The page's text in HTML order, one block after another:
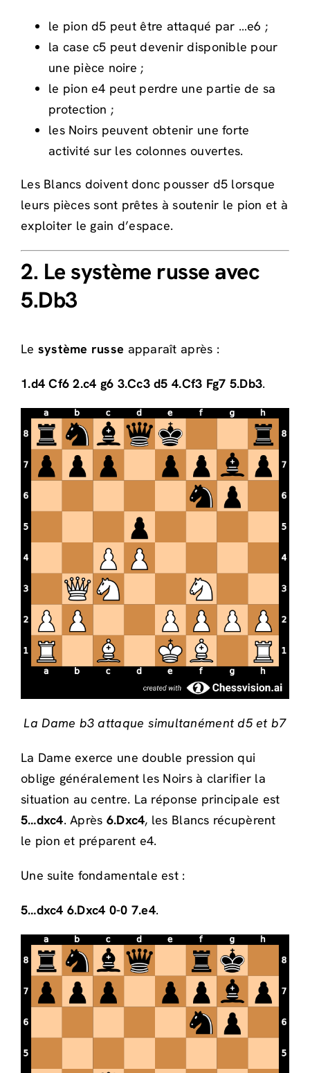
le pion d5 peut être attaqué par …e6 ;
la case c5 peut devenir disponible pour
une pièce noire ;
le pion e4 peut perdre une partie de sa
protection ;
les Noirs peuvent obtenir une forte
activité sur les colonnes ouvertes.
Les Blancs doivent donc pousser d5 lorsque
leurs pièces sont prêtes à soutenir le pion et à
exploiter le gain d’espace.
2. Le système russe avec
5.Db3
Le système russe apparaît après :
1.d4 Cf6 2.c4 g6 3.Cc3 d5 4.Cf3 Fg7 5.Db3.
La Dame b3 attaque simultanément d5 et b7
La Dame exerce une double pression qui
oblige généralement les Noirs à clarifier la
situation au centre. La réponse principale est
5…dxc4. Après 6.Dxc4, les Blancs récupèrent
le pion et préparent e4.
Une suite fondamentale est :
5…dxc4 6.Dxc4 0-0 7.e4.